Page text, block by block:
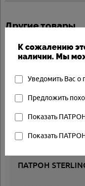
К сожалению
наличии. Мы
Уведомить Вас о
Предложить
Показать
Показать
Другие товары
Товар в наличии
ПАТРОН